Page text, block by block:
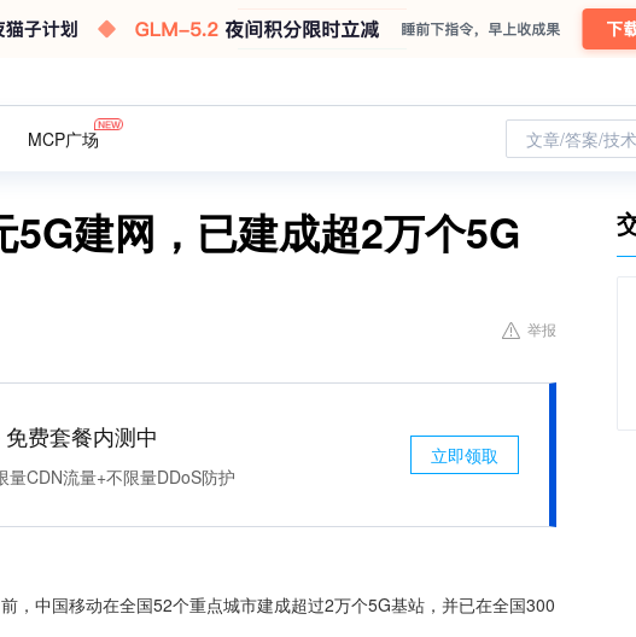
MCP广场 文章/答案/技
建网，已建成超2万个5G
举报
费套餐内测中
量CDN流量+不限量DDoS防护
立即领取
，中国移动在全国52个重点城市建成超过2万个5G基站，并已在全国300